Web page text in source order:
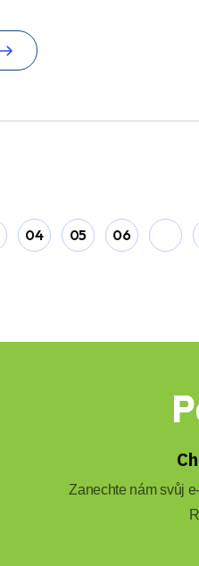
04 05 06
Zanechte nám svůj